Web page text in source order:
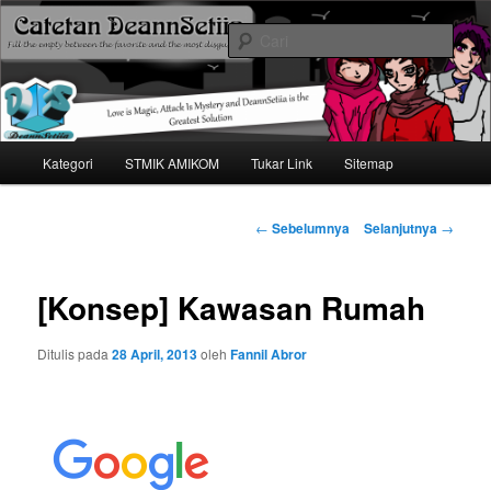
Catetan DS
Mari bermimpi dan ciptakan kehendak
Cari
Langsung
utama
Kategori STMIK AMIKOM Tukar Link Sitemap
Navigasi
← Sebelumnya Selanjutnya →
[Konsep] Kawasan Rumah
Ditulis pada28 April, 2013olehFannil Abror